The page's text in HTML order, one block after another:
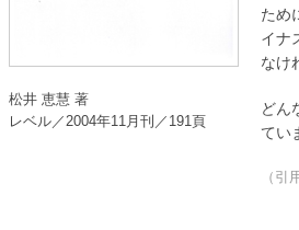
松井 恵慧 著
レベル／2004年11月刊／191頁
ため
イナ
なけ
どん
てい
（